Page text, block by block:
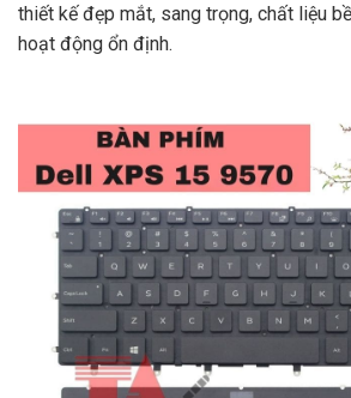
thiết kế đẹp mắt, sang trọng, chất liệu
hoạt động ổn định.